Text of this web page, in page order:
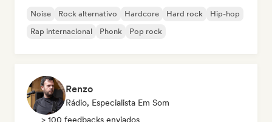
Noise Rock alternativo Hardcore Hard rock
Hip-hop
Rap internacional
Phonk Pop rock
Renzo
Rádio, Especialista Em Som
> 100 feedbacks enviados